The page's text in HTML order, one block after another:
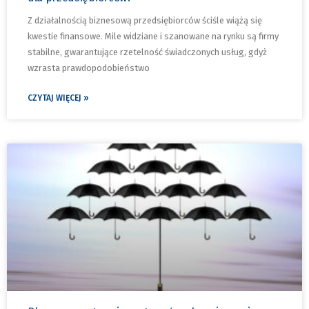
Z działalnością biznesową przedsiębiorców ściśle wiążą się
kwestie finansowe. Mile widziane i szanowane na rynku są firmy
stabilne, gwarantujące rzetelność świadczonych usług, gdyż
wzrasta prawdopodobieństwo
CZYTAJ WIĘCEJ »